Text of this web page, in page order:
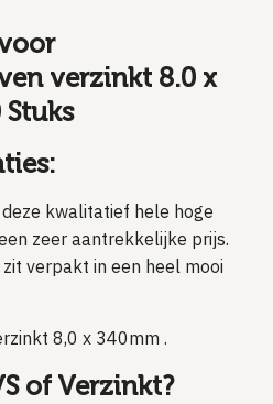
verzinkt 8.0 x
kwalitatief hele hoge
zeer aantrekkelijke prijs.
verpakt in een heel mooi
8,0 x 340mm .
of Verzinkt?